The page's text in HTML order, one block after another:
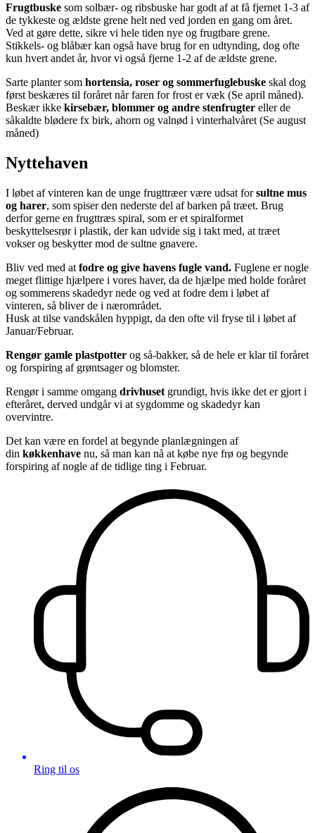
Frugtbuske som solbær- og ribsbuske har godt af at få fjernet 1-3 af
de tykkeste og ældste grene helt ned ved jorden en gang om året.
Ved at gøre dette, sikre vi hele tiden nye og frugtbare grene.
Stikkels- og blåbær kan også have brug for en udtynding, dog ofte
kun hvert andet år, hvor vi også fjerne 1-2 af de ældste grene.
Sarte planter som hortensia, roser og sommerfuglebuske skal dog
først beskæres til foråret når faren for frost er væk (Se april måned).
Beskær ikke kirsebær, blommer og andre stenfrugter eller de
såkaldte blødere fx birk, ahorn og valnød i vinterhalvåret (Se august
måned)
Nyttehaven
I løbet af vinteren kan de unge frugttræer være udsat forsultne mus
og harer, som spiser den nederste del af barken på træet. Brug
derfor gerne en frugttræs spiral, som er et spiralformet
beskyttelsesrør i plastik, der kan udvide sig i takt med, at træet
vokser og beskytter mod de sultne gnavere.
Bliv ved med at fodre og give havens fugle vand. Fuglene er nogle
meget flittige hjælpere i vores haver, da de hjælpe med holde foråret
og sommerens skadedyr nede og ved at fodre dem i løbet af
vinteren, så bliver de i nærområdet.
Husk at tilse vandskålen hyppigt, da den ofte vil fryse til i løbet af
Januar/Februar.
Rengør gamle plastpotter og så-bakker, så de hele er klar til foråret
og forspiring af grøntsager og blomster.
Rengør i samme omgang drivhuset grundigt, hvis ikke det er gjort i
efteråret, derved undgår vi at sygdomme og skadedyr kan
overvintre.
Det kan være en fordel at begynde planlægningen af
din køkkenhave nu, så man kan nå at købe nye frø og begynde
forspiring af nogle af de tidlige ting i Februar.
Ring til os